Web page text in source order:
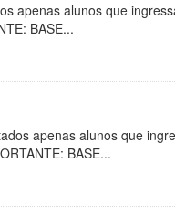
apenas alunos que
BASE...
apenas alunos que
BASE...